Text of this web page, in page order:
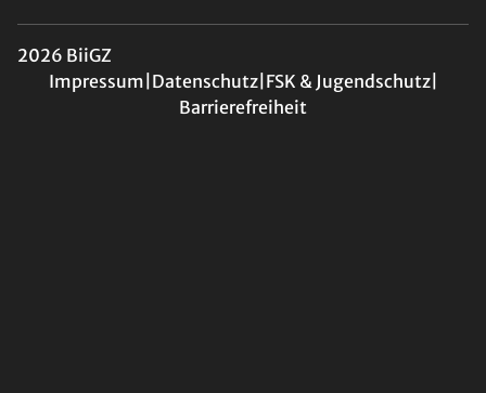
2026 BiiGZ
Impressum Datenschutz| FSK & Jugendschutz|
Barrierefreiheit